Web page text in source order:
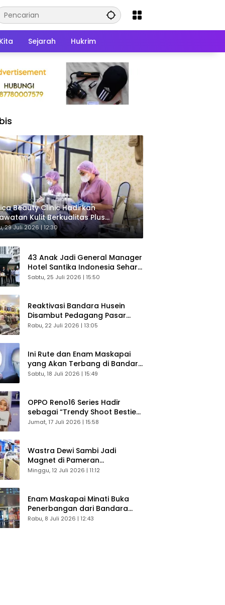
Sejarah Hukrim
Beauty Clinic Hadirkan
Kulit Berkualitas Plus
Gratis
29 Juli 2026 | 12:30
43 Anak Jadi General Manager
Hotel Santika Indonesia Sehari
Sukses Digelar
Sabtu, 25 Juli 2026 | 15:50
Reaktivasi Bandara Husein
Disambut Pedagang Pasar
Baru, Diyakini Bangkitkan
Rabu, 22 Juli 2026 | 13:05
Ini Rute dan Enam Maskapai
yang Akan Terbang di Bandara
Husein Sastranegara
Sabtu, 18 Juli 2026 | 15:49
OPPO Reno16 Series Hadir
sebagai “Trendy Shoot Bestie”,
Bikin Konten Kreator Makin
Jumat, 17 Juli 2026 | 15:58
Wastra Dewi Sambi Jadi
Magnet di Pameran
Dekranasda, Banyak Diminati
Minggu, 12 Juli 2026 | 11:12
Enam Maskapai Minati Buka
Penerbangan dari Bandara
Husein Sastranegara
Rabu, 8 Juli 2026 | 12:43